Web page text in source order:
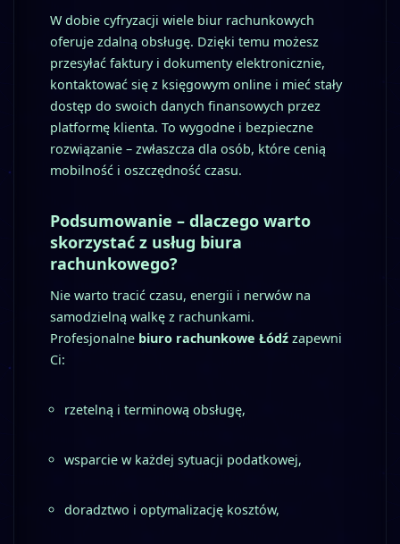
W dobie cyfryzacji wiele biur rachunkowych
oferuje zdalną obsługę. Dzięki temu możesz
przesyłać faktury i dokumenty elektronicznie,
kontaktować się z księgowym online i mieć stały
dostęp do swoich danych finansowych przez
platformę klienta. To wygodne i bezpieczne
rozwiązanie – zwłaszcza dla osób, które cenią
mobilność i oszczędność czasu.
Podsumowanie – dlaczego warto
skorzystać z usług biura
rachunkowego?
Nie warto tracić czasu, energii i nerwów na
samodzielną walkę z rachunkami.
Profesjonalne biuro rachunkowe Łódź zapewni
Ci:
rzetelną i terminową obsługę,
wsparcie w każdej sytuacji podatkowej,
doradztwo i optymalizację kosztów,